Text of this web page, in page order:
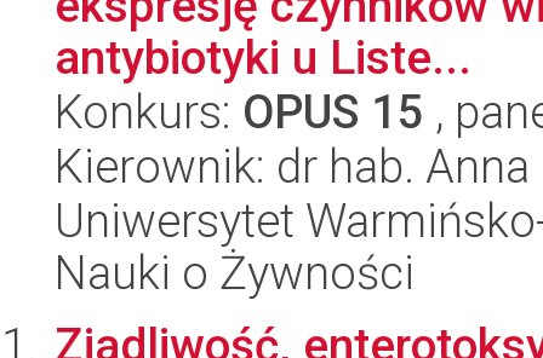
antybiotyki u Liste...
Konkurs: OPUS 15 ,
Kierownik: dr hab.
Uniwersytet
Nauki o Żywności
Zjadliwość,